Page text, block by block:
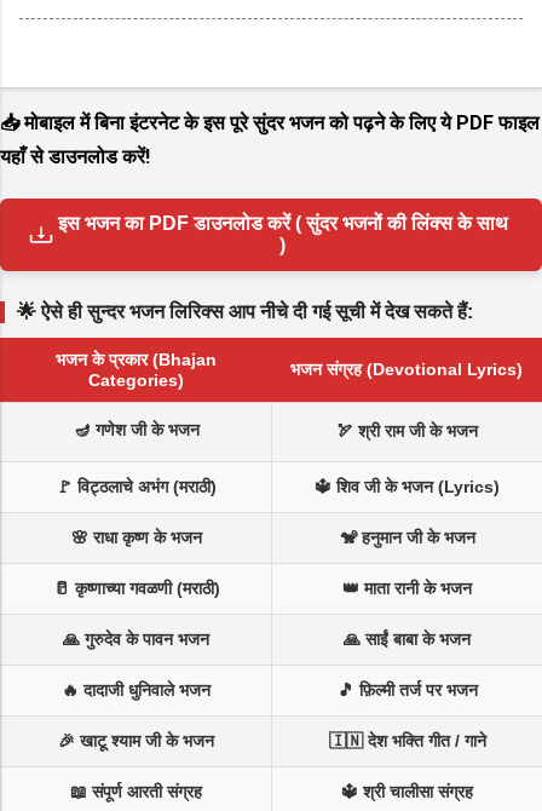
📥 मोबाइल में बिना इंटरनेट के इस पूरे सुंदर भजन को पढ़ने के लिए ये PDF फाइल
यहाँ से डाउनलोड करें!
इस भजन का PDF डाउनलोड करें ( सुंदर भजनों की लिंक्स के साथ
)
🌟 ऐसे ही सुन्दर भजन लिरिक्स आप नीचे दी गई सूची में देख सकते हैं:
भजन के प्रकार (Bhajan
Categories)
भजन संग्रह (Devotional Lyrics)
🪔 गणेश जी के भजन 🏹 श्री राम जी के भजन
🚩 विट्ठलाचे अभंग (मराठी) 🔱 शिव जी के भजन (Lyrics)
🌸 राधा कृष्ण के भजन 🐒 हनुमान जी के भजन
🥛 कृष्णाच्या गवळणी (मराठी) 👑 माता रानी के भजन
🙏 गुरुदेव के पावन भजन 🙏 साईं बाबा के भजन
🔥 दादाजी धुनिवाले भजन 🎵 फ़िल्मी तर्ज पर भजन
🎉 खाटू श्याम जी के भजन 🇮🇳 देश भक्ति गीत / गाने
📖 संपूर्ण आरती संग्रह 🔱 श्री चालीसा संग्रह